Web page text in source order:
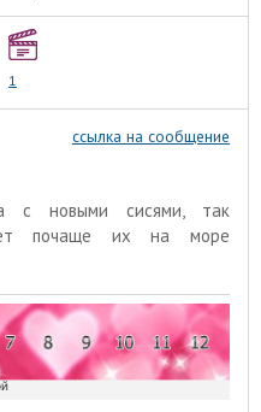
1
ссылка на сообщение
а с новыми сисями, так
почаще их на море